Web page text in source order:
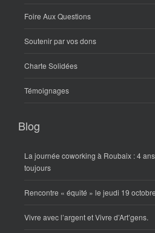
Foire Aux Questions
Soutenir par vos dons
Charte Solidées
Témoignages
Blog
La journée coworking à Roubaix : 4
toujours
Rencontre « équité » le jeudi 19
Vivre avec l’argent et Vivre d’Art’gens.